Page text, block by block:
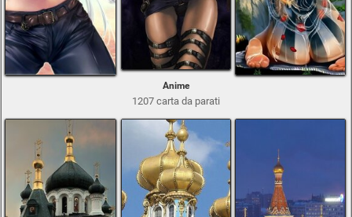
Anime
1207 carta da parati